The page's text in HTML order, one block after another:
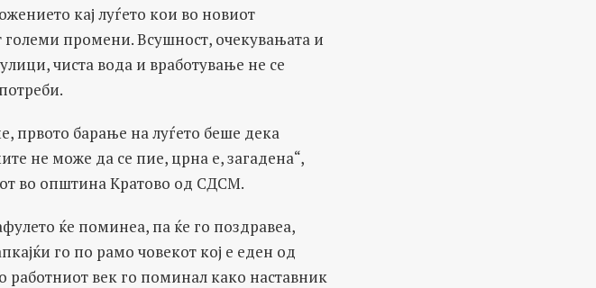
кај луѓето кои во новиот
промени. Всушност, очекувањата и
чиста вода и вработување не се
првото барање на луѓето беше дека
не може да се пие, црна е, загадена“,
во општина Кратово од СДСМ.
ќе поминеа, па ќе го поздравеа,
го по рамо човекот кој е еден од
работниот век го поминал како наставник